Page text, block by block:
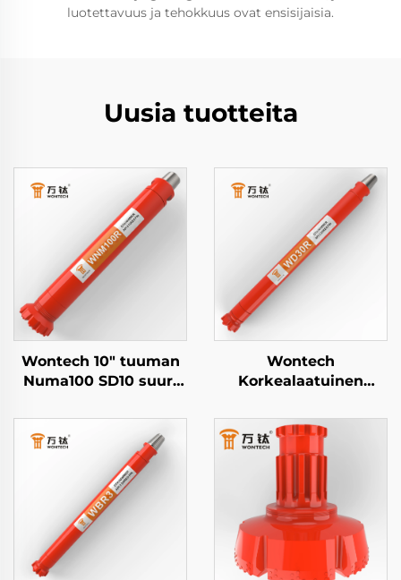
luotettavuus ja tehokkuus ovat ensisijaisia.
Uusia tuotteita
Wontech 10" tuuman
Numa100 SD10 suuri
The Hole DTH Vasara
vesikaivojen
poraamiseen
perustusten
paaluttamiseen
Wontech
Korkealaatuinen
Tuuman DTH Vasara
Alasreikään porausta
varten